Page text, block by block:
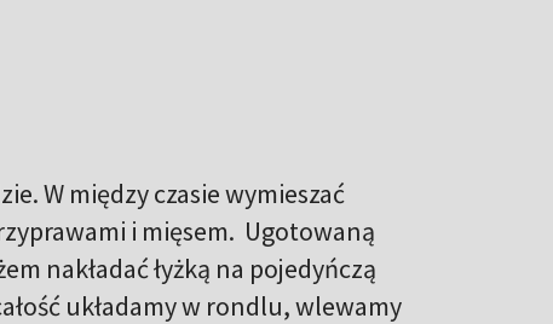
W między czasie wymieszać
i mięsem. Ugotowaną
nakładać łyżką na pojedyńczą
układamy w rondlu, wlewamy